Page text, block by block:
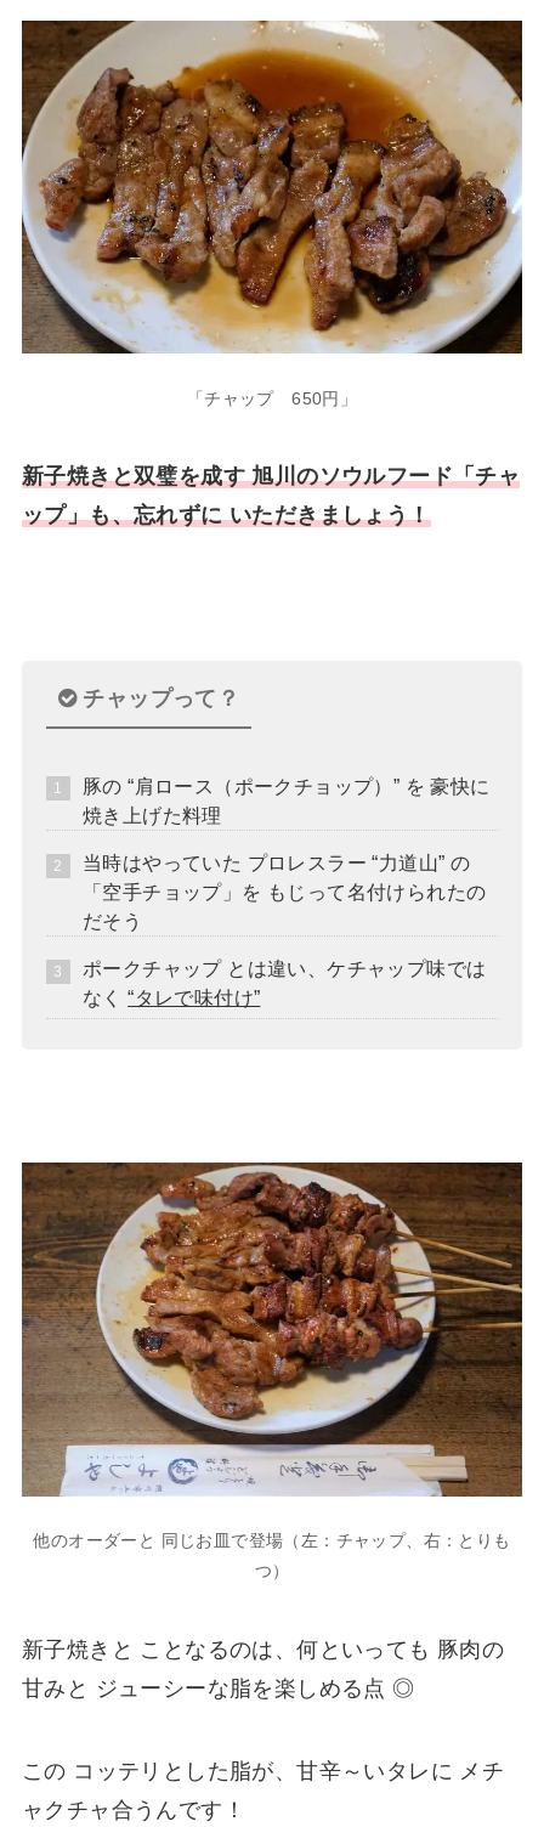
「チャップ 650円」
新子焼きと双璧を成す 旭川のソウルフード「チャ
ップ」も、忘れずに いただきましょう！
チャップって？
豚の “肩ロース（ポークチョップ）” を 豪快に
焼き上げた料理
当時はやっていた プロレスラー “力道山” の
「空手チョップ」を もじって名付けられたの
だそう
ポークチャップ とは違い、ケチャップ味では
なく“タレで味付け”
他のオーダーと 同じお皿で登場（左：チャップ、右：とりも
つ）
新子焼きと ことなるのは、何といっても 豚肉の
甘みと ジューシーな脂を楽しめる点 ◎
この コッテリとした脂が、甘辛～いタレに メチ
ャクチャ合うんです！